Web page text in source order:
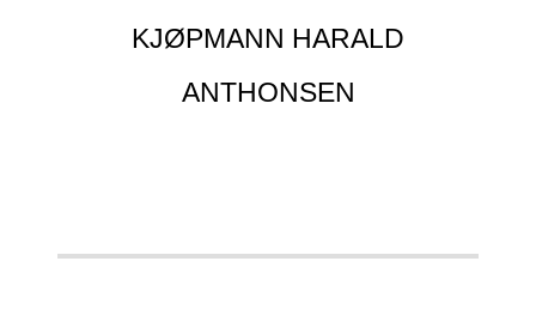
KJØPMANN HARALD
ANTHONSEN